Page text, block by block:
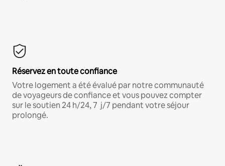
Réservez en toute confiance
Votre logement a été évalué par notre communauté
de voyageurs de confiance et vous pouvez compter
sur le soutien 24 h/24, 7 j/7 pendant votre séjour
prolongé.